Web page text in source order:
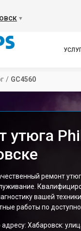
▼
/ GC4560
утюга
ремонт
вашей
работы по
Хабаровск: